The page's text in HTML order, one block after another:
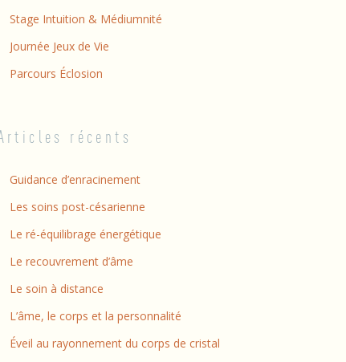
Stage Intuition & Médiumnité
Journée Jeux de Vie
Parcours Éclosion
récents
Guidance d’enracinement
Les soins post-césarienne
Le ré-équilibrage énergétique
Le recouvrement d’âme
Le soin à distance
L’âme, le corps et la personnalité
Éveil au rayonnement du corps de cristal